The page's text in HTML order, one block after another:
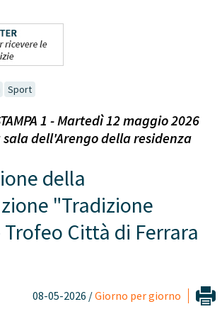
Sport
1 - Martedì 12 maggio 2026
dell'Arengo della residenza
della
"Tradizione
Trofeo Città di Ferrara
08-05-2026 /Giorno per giorno